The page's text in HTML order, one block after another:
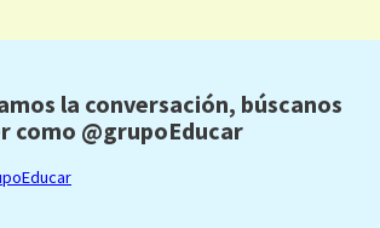
la conversación, búscanos
como @grupoEducar